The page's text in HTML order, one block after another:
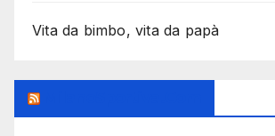
Vita da bimbo, vita da papà